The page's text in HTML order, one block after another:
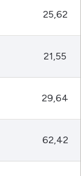
25,62
21,55
29,64
62,42